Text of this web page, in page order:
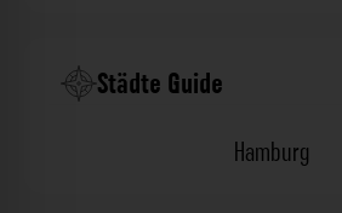
Städte Guide
Hamburg